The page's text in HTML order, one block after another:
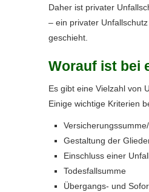
Daher ist privater
– ein privater
geschieht.
Worauf ist bei
Es gibt eine Vielzahl von
Einige wichtige Kriterien
Gestaltung der
Einschluss einer
Todesfallsumme
Übergangs- und